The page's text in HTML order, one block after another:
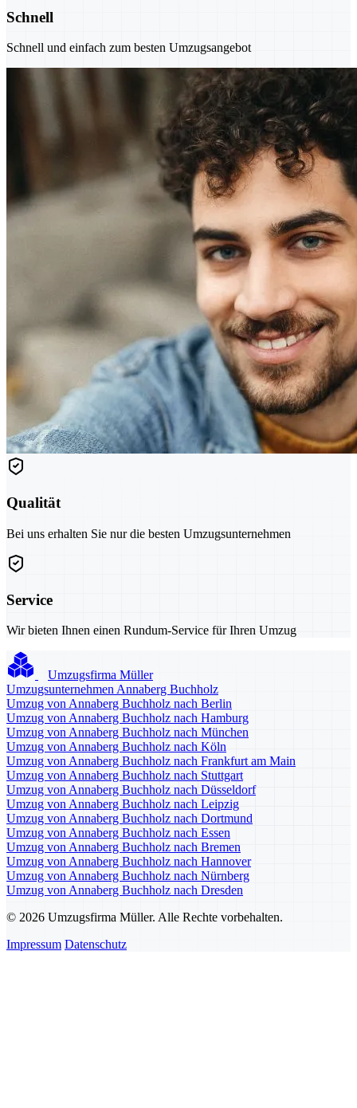
Schnell
Schnell und einfach zum besten Umzugsangebot
Qualität
Bei uns erhalten Sie nur die besten Umzugsunternehmen
Service
Wir bieten Ihnen einen Rundum-Service für Ihren Umzug
Umzugsfirma Müller
Umzugsunternehmen Annaberg Buchholz
Umzug von Annaberg Buchholz nach Berlin
Umzug von Annaberg Buchholz nach Hamburg
Umzug von Annaberg Buchholz nach München
Umzug von Annaberg Buchholz nach Köln
Umzug von Annaberg Buchholz nach Frankfurt am Main
Umzug von Annaberg Buchholz nach Stuttgart
Umzug von Annaberg Buchholz nach Düsseldorf
Umzug von Annaberg Buchholz nach Leipzig
Umzug von Annaberg Buchholz nach Dortmund
Umzug von Annaberg Buchholz nach Essen
Umzug von Annaberg Buchholz nach Bremen
Umzug von Annaberg Buchholz nach Hannover
Umzug von Annaberg Buchholz nach Nürnberg
Umzug von Annaberg Buchholz nach Dresden
© 2026 Umzugsfirma Müller. Alle Rechte vorbehalten.
Impressum Datenschutz